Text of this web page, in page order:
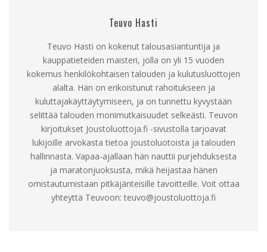
Teuvo Hasti
Teuvo Hasti on kokenut talousasiantuntija ja
kauppatieteiden maisteri, jolla on yli 15 vuoden
kokemus henkilökohtaisen talouden ja kulutusluottojen
alalta. Hän on erikoistunut rahoitukseen ja
kuluttajakäyttäytymiseen, ja on tunnettu kyvystään
selittää talouden monimutkaisuudet selkeästi. Teuvon
kirjoitukset Joustoluottoja.fi -sivustolla tarjoavat
lukijoille arvokasta tietoa joustoluotoista ja talouden
hallinnasta. Vapaa-ajallaan hän nauttii purjehduksesta
ja maratonjuoksusta, mikä heijastaa hänen
omistautumistaan pitkäjänteisille tavoitteille. Voit ottaa
yhteyttä Teuvoon: teuvo@joustoluottoja.fi